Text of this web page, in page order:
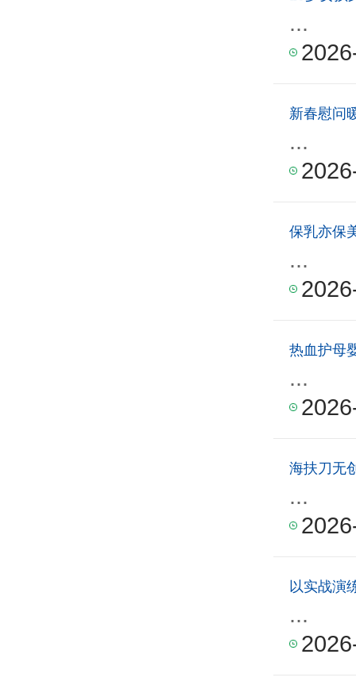
...
新春慰问
...
保乳亦保
...
热血护母
...
海扶刀无
...
以实战演
...